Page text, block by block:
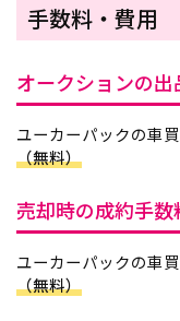
手数料・費用
オークションの
ユーカーパックの車買
（無料）
売却時の成約手数
ユーカーパックの車買
（無料）